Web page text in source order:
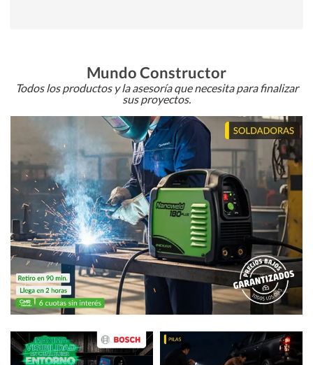
Mundo Constructor
Todos los productos y la asesoría que necesita para finalizar
sus proyectos.